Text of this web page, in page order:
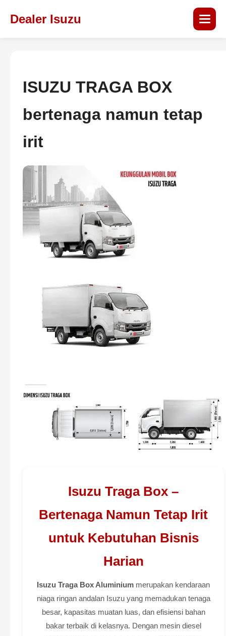
Dealer Isuzu
ISUZU TRAGA BOX
bertenaga namun tetap
irit
Isuzu Traga Box –
Bertenaga Namun Tetap Irit
untuk Kebutuhan Bisnis
Harian
Isuzu Traga Box Aluminium merupakan kendaraan
niaga ringan andalan Isuzu yang memadukan tenaga
besar, kapasitas muatan luas, dan efisiensi bahan
bakar terbaik di kelasnya. Dengan mesin diesel